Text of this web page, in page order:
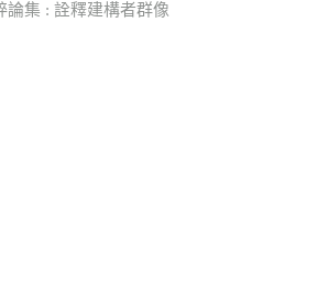
論集 : 詮釋建構者群像